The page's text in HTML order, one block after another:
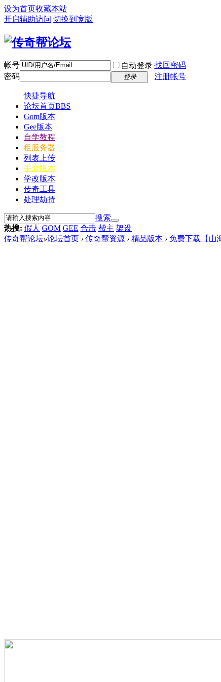
设为首页收藏本站
开启辅助访问 切换到宽版
帐号 自动登录 找回密码
密码
登录 注册帐号
快捷导航
论坛首页BBS
Gom版本
Gee版本
自学教程
租服务器
列表上传
手游版本
学改版本
传奇工具
处理劫持
搜索
热搜: 假人 GOM GEE 合击 帮主 架设
传奇帮论坛»论坛首页 › 传奇帮资源 › 精品版本 › 免费下载【山